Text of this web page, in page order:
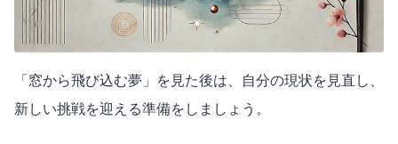
「窓から飛び込む夢」を見た後は、自分の現状を見直し、
新しい挑戦を迎える準備をしましょう。